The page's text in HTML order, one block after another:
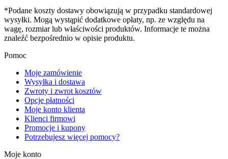
*Podane koszty dostawy obowiązują w przypadku standardowej
wysyłki. Mogą wystąpić dodatkowe opłaty, np. ze względu na
wagę, rozmiar lub właściwości produktów. Informacje te można
znaleźć bezpośrednio w opisie produktu.
Pomoc
Moje zamówienie
Wysyłka i dostawa
Zwroty i zwrot kosztów
Opcje płatności
Moje konto klienta
Klienci firmowi
Promocje i kupony
Potrzebujesz więcej pomocy?
Moje konto